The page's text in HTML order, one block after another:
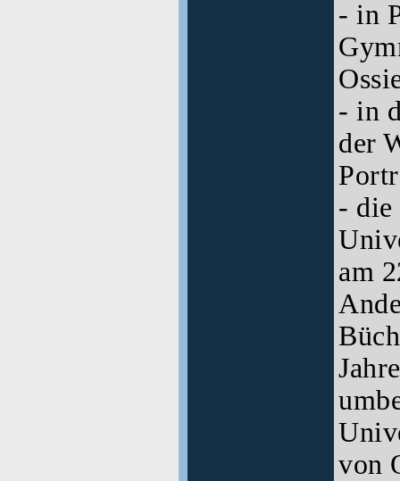
- in
- in
der
- die
am
von